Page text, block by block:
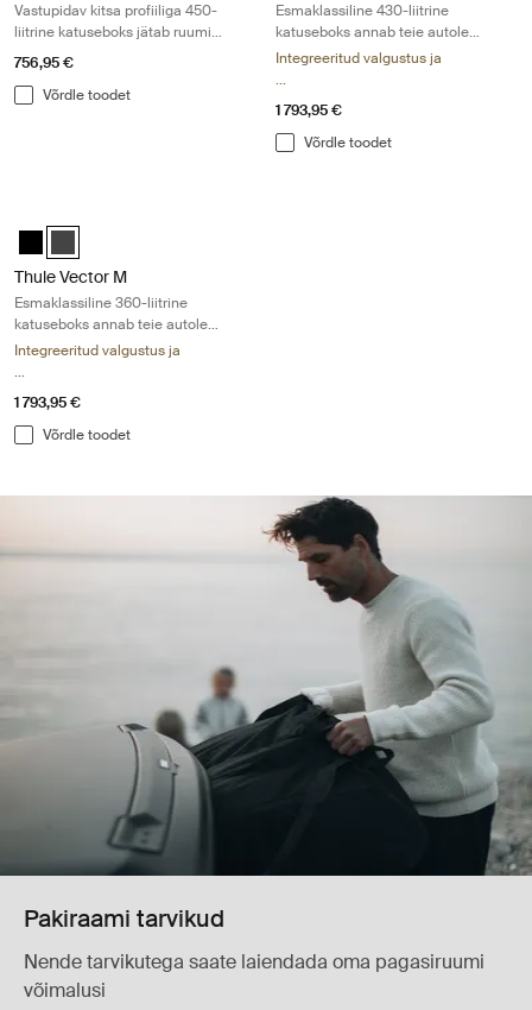
Vastupidav kitsa profiiliga 450-
liitrine katuseboks jätab ruumi
muule varustusele
756,95 €
Võrdle toodet
Esmaklassiline 430-liitrine
katuseboks annab teie autole
erilise sportliku ilme
Integreeritud valgustus ja
...
1 793,95 €
Võrdle toodet
Thule Vector M Black Metallic
Thule Vector M Titan Matte (selected)
Thule Vector M
Esmaklassiline 360-liitrine
katuseboks annab teie autole
erilise sportliku ilme
Integreeritud valgustus ja
...
1 793,95 €
Võrdle toodet
Pakiraami tarvikud
Nende tarvikutega saate laiendada oma pagasiruumi
võimalusi